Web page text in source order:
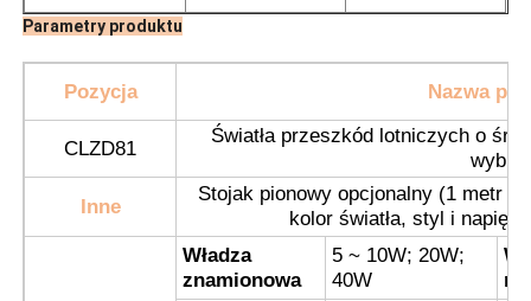
Dom
Parametry produktu
Pozycja Nazwa
CLZD81
Światła przeszkód lotniczych o
Inne
Stojak pionowy opcjonalny (1 metr
kolor światła, styl i
Władza
znamionowa
5 ~ 10W; 20W;
40W